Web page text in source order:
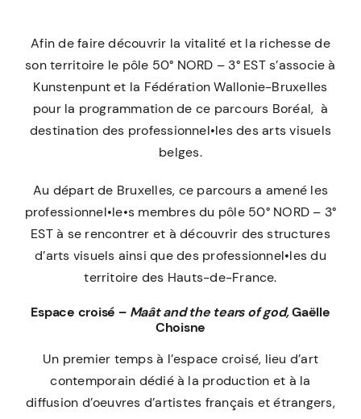
Afin de faire découvrir la vitalité et la richesse de
son territoire le pôle 50° NORD – 3° EST s’associe à
Kunstenpunt et la Fédération Wallonie-Bruxelles
pour la programmation de ce parcours Boréal, à
destination des professionnel•les des arts visuels
belges.
Au départ de Bruxelles, ce parcours a amené les
professionnel•le•s membres du pôle 50° NORD – 3°
EST à se rencontrer et à découvrir des structures
d’arts visuels ainsi que des professionnel•les du
territoire des Hauts-de-France.
Espace croisé – Maât and the tears of god,Gaëlle
Choisne
Un premier temps à l’espace croisé, lieu d’art
contemporain dédié à la production et à la
diffusion d’oeuvres d’artistes français et étrangers,